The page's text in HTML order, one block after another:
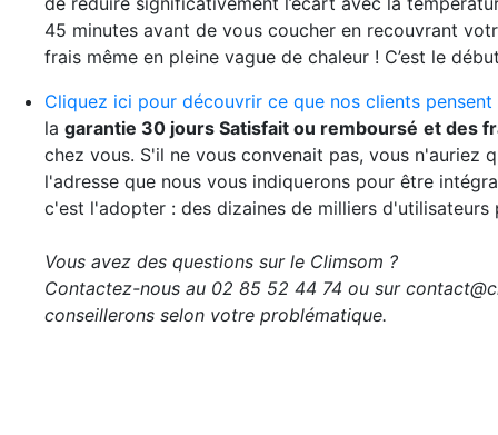
45 minutes avant de vous coucher en recouvrant
frais même en pleine vague de chaleur ! C’est le
Cliquez ici pour découvrir ce que nos clients
la garantie 30 jours Satisfait ou remboursé et des
chez vous. S'il ne vous convenait pas, vous n'auriez
l'adresse que nous vous indiquerons pour être
c'est l'adopter : des dizaines de milliers d'utilisateurs
Vous avez des questions sur le Climsom ?
Contactez-nous au 02 85 52 44 74 ou sur
conseillerons selon votre problématique.